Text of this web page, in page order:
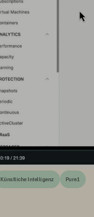
Künstliche Intelligenz Pure1